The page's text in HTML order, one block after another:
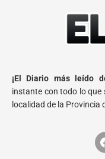
¡El Diario más leído
instante con todo lo que
localidad de la Provincia